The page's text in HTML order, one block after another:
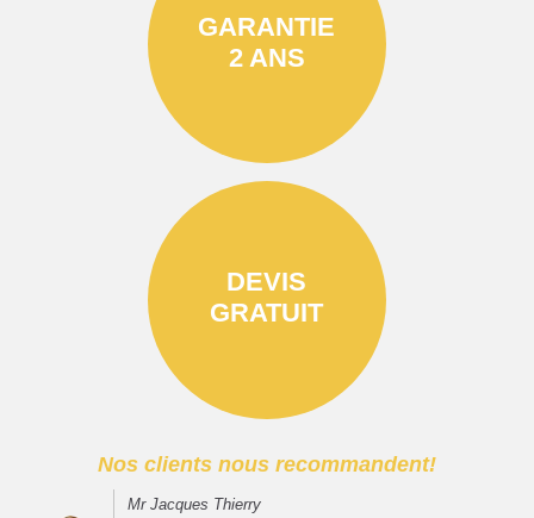
GARANTIE
2 ANS
DEVIS
GRATUIT
Nos clients nous recommandent!
Mr Jacques Thierry